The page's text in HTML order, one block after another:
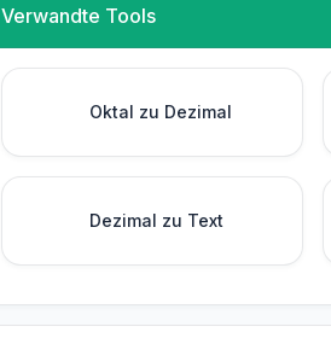
Verwandte Tools
Oktal zu Dezimal
Dezimal zu Text